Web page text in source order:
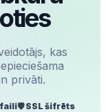
kas
privāti.
faili🛡️ SSL šifrēts